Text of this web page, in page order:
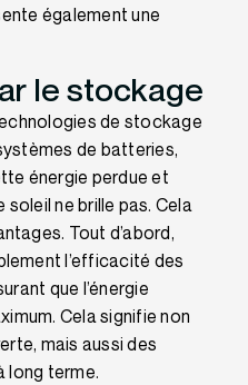
également une
le stockage
de stockage
de batteries,
énergie perdue et
soleil ne brille pas. Cela
Tout d’abord,
l’efficacité des
que l’énergie
Cela signifie non
mais aussi des
long terme.